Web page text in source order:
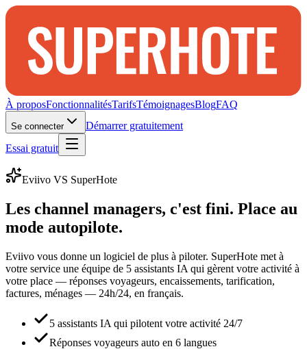
À proposFonctionnalitésTarifsTémoignagesBlogFAQ
Se connecter
Démarrer gratuitement
Essai gratuit
Eviivo VS SuperHote
Les channel managers, c'est fini. Place au
mode autopilote.
Eviivo vous donne un logiciel de plus à piloter. SuperHote met à
votre service une équipe de 5 assistants IA qui gèrent votre activité à
votre place — réponses voyageurs, encaissements, tarification,
factures, ménages — 24h/24, en français.
5 assistants IA qui pilotent votre activité 24/7
Réponses voyageurs auto en 6 langues